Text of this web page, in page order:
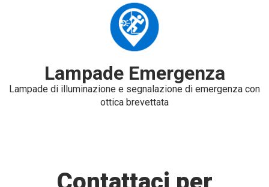
Lampade Emergenza
Lampade di illuminazione e segnalazione di emergenza con
ottica brevettata